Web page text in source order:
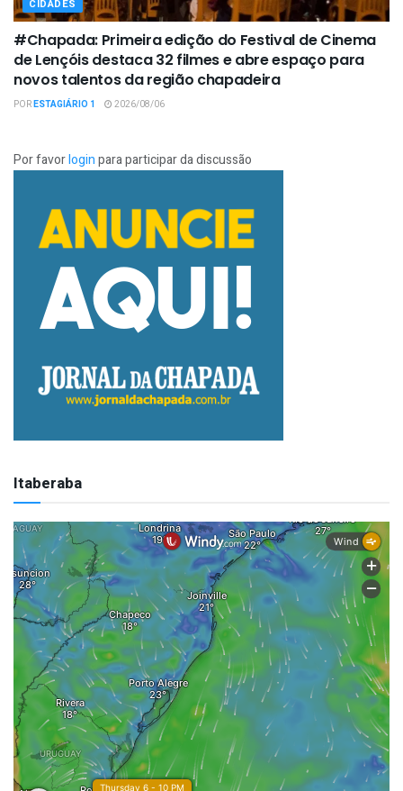
CIDADES
#Chapada: Primeira edição do Festival de Cinema
de Lençóis destaca 32 filmes e abre espaço para
novos talentos da região chapadeira
PORESTAGIÁRIO 1 2026/08/06
Por favorloginpara participar da discussão
Itaberaba